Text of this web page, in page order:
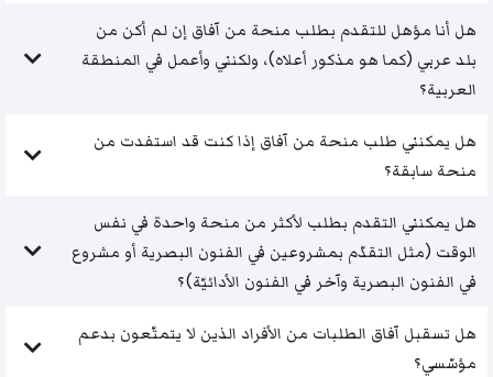
هل أنا مؤهل للتقدم بطلب منحة من آفاق إن لم أكن من
بلد عربي (كما هو مذكور أعلاه)، ولكنني وأعمل في المنطقة
العربية؟
هل يمكنني طلب منحة من آفاق إذا كنت قد استفدت من
منحة سابقة؟
هل يمكنني التقدم بطلب لأكثر من منحة واحدة في نفس
الوقت (مثل التقدّم بمشروعين في الفنون البصرية أو مشروع
في الفنون البصرية وآخر في الفنون الأدائيّة)؟
هل تسقبل آفاق الطلبات من الأفراد الذين لا يتمتّعون بدعم
مؤسّسي؟